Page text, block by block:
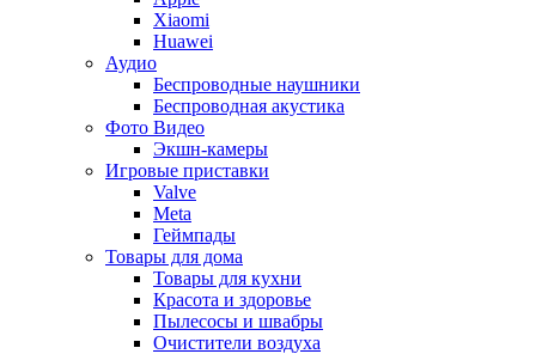
Xiaomi
Huawei
Аудио
Беспроводные наушники
Беспроводная акустика
Фото Видео
Экшн-камеры
Игровые приставки
Valve
Meta
Геймпады
Товары для дома
Товары для кухни
Красота и здоровье
Пылесосы и швабры
Очистители воздуха